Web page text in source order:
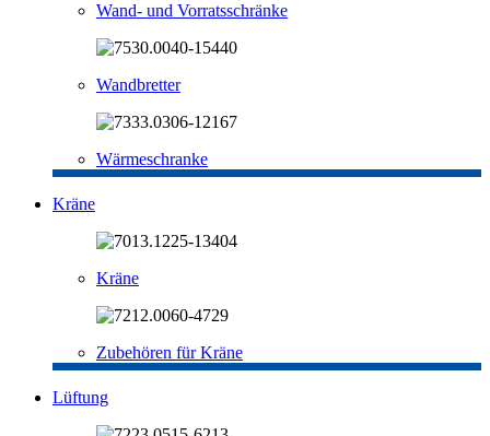
Wand- und Vorratsschränke
Wandbretter
Wärmeschranke
Kräne
Kräne
Zubehören für Kräne
Lüftung